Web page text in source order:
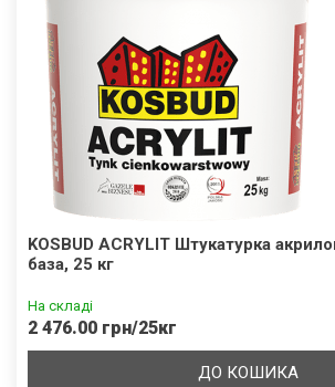
KOSBUD ACRYLIT Штукатурка
база, 25 кг
На складі
2 476.00 грн/25кг
ДО КОШИКА